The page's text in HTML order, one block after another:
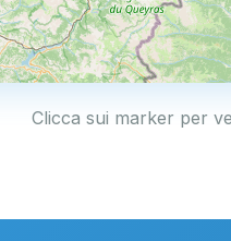
Clicca sui marker per